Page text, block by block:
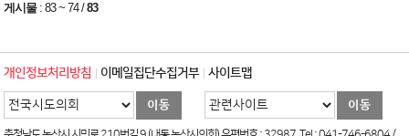
게시물:83 ~ 74/83
개인정보처리방침 이메일집단수집거부 사이트맵